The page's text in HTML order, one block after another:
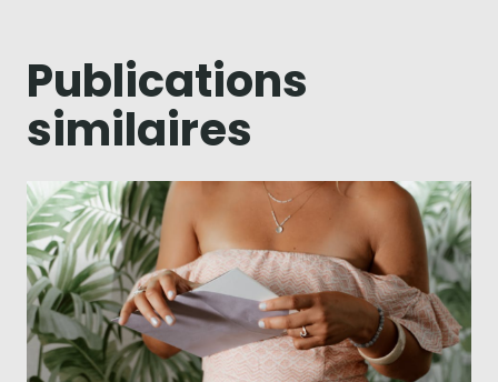
Publications
similaires